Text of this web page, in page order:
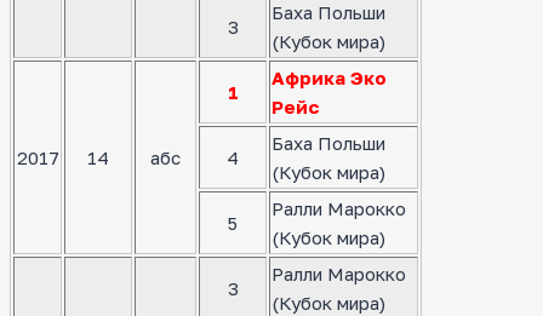
3
Баха Польши
(Кубок мира)
2017 14 абс
1
Африка Эко
Рейс
4
Баха Польши
(Кубок мира)
5
Ралли Марокко
(Кубок мира)
3
Ралли Марокко
(Кубок мира)